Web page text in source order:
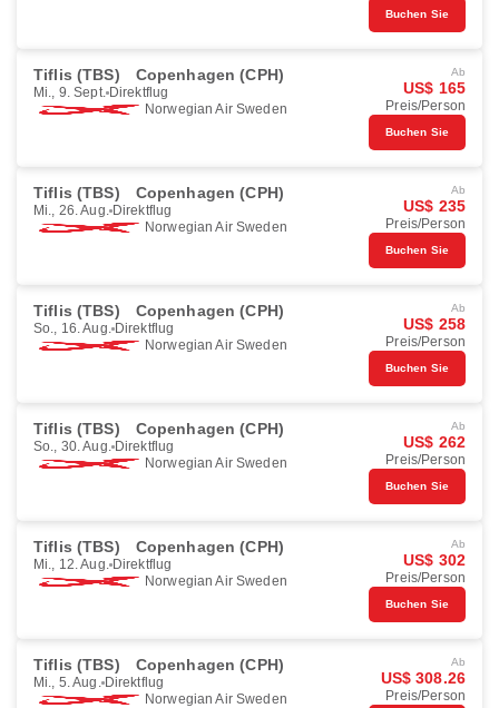
Buchen Sie
Tiflis (TBS) Copenhagen (CPH)
Mi., 9. Sept. Direktflug
Norwegian Air Sweden
Ab
US$ 165
Preis/Person
Buchen Sie
Tiflis (TBS) Copenhagen (CPH)
Mi., 26. Aug. Direktflug
Norwegian Air Sweden
Ab
US$ 235
Preis/Person
Buchen Sie
Tiflis (TBS) Copenhagen (CPH)
So., 16. Aug. Direktflug
Norwegian Air Sweden
Ab
US$ 258
Preis/Person
Buchen Sie
Tiflis (TBS) Copenhagen (CPH)
So., 30. Aug. Direktflug
Norwegian Air Sweden
Ab
US$ 262
Preis/Person
Buchen Sie
Tiflis (TBS) Copenhagen (CPH)
Mi., 12. Aug. Direktflug
Norwegian Air Sweden
Ab
US$ 302
Preis/Person
Buchen Sie
Tiflis (TBS) Copenhagen (CPH)
Mi., 5. Aug. Direktflug
Norwegian Air Sweden
Ab
US$ 308.26
Preis/Person